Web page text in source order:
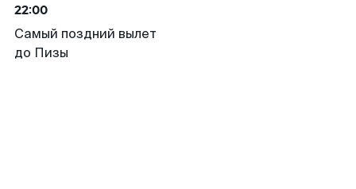
22:00
Самый поздний вылет
до Пизы